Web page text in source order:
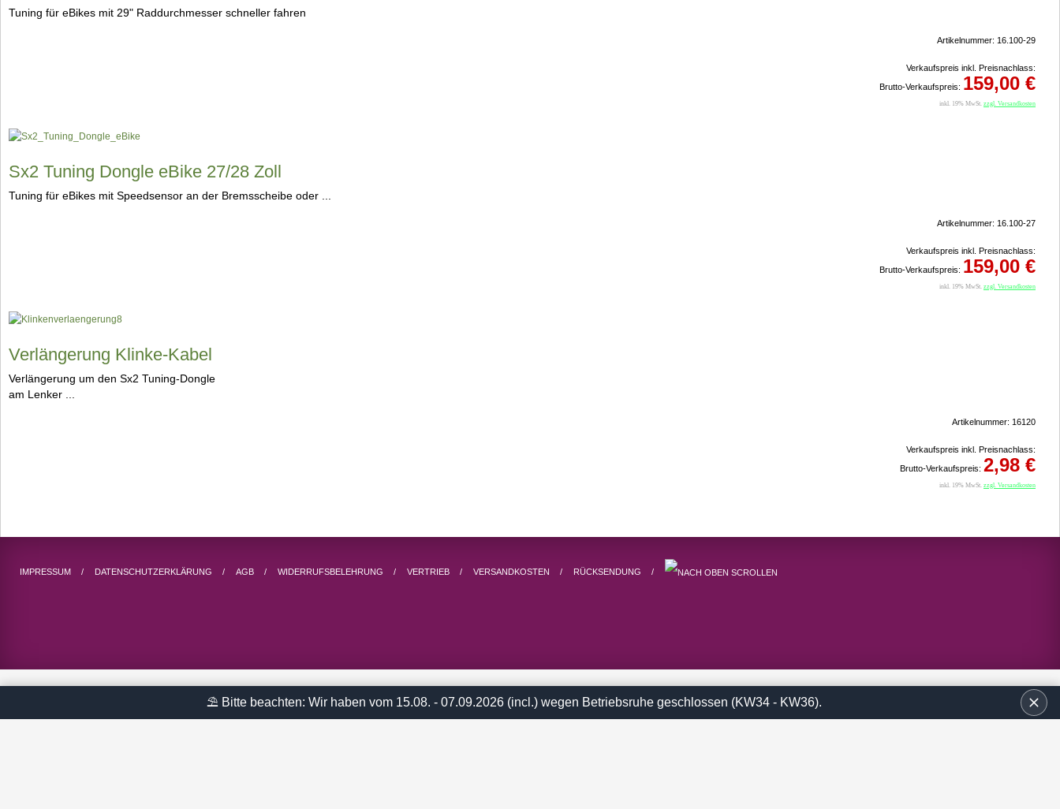
Tuning für eBikes mit 29" Raddurchmesser schneller fahren
Artikelnummer: 16.100-29
Verkaufspreis inkl. Preisnachlass:
Brutto-Verkaufspreis: 159,00 €
inkl. 19% MwSt. zzgl. Versandkosten
Sx2 Tuning Dongle eBike 27/28 Zoll
Tuning für eBikes mit Speedsensor an der Bremsscheibe oder ...
Artikelnummer: 16.100-27
Verkaufspreis inkl. Preisnachlass:
Brutto-Verkaufspreis: 159,00 €
inkl. 19% MwSt. zzgl. Versandkosten
Verlängerung Klinke-Kabel
Verlängerung um den Sx2 Tuning-Dongle
am Lenker ...
Artikelnummer: 16120
Verkaufspreis inkl. Preisnachlass:
Brutto-Verkaufspreis: 2,98 €
inkl. 19% MwSt. zzgl. Versandkosten
IMPRESSUM DATENSCHUTZERKLÄRUNG AGB WIDERRUFSBELEHRUNG VERTRIEB VERSANDKOSTEN RÜCKSENDUNG
⛱ Bitte beachten: Wir haben vom 15.08. - 07.09.2026 (incl.) wegen Betriebsruhe geschlossen (KW34 - KW36).